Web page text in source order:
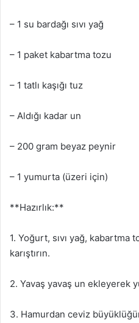
– 1 su bardağı sıvı yağ
– 1 paket kabartma tozu
– 1 tatlı kaşığı tuz
– Aldığı kadar un
– 200 gram beyaz peynir
– 1 yumurta (üzeri için)
**Hazırlık:**
1. Yoğurt, sıvı yağ, kabartma
karıştırın.
2. Yavaş yavaş un ekleyerek
3. Hamurdan ceviz